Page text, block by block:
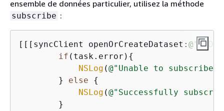
ensemble de données particulier, utilisez la méthode
subscribe :
[[[syncClient openOrCreateDataset:
if (task.error) {
NSLog (@"Unable to subscribe
        }
else
{
NSLog (@"Successfully
        }